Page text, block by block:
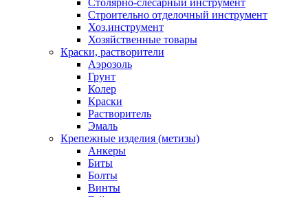
Столярно-слесарный инструмент
Строительно отделочный инструмент
Хоз.инструмент
Хозяйственные товары
Краски, растворители
Аэрозоль
Грунт
Колер
Краски
Растворитель
Эмаль
Крепежные изделия (метизы)
Анкеры
Биты
Болты
Винты